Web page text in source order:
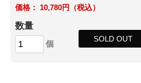
10,780円（税込）
数量
個
SOLD OUT